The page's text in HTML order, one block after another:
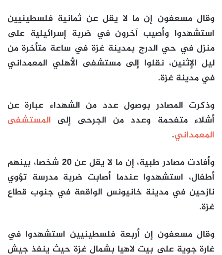
وقال مسعفون إن ما لا يقل عن ثمانية فلسطينيين
استشهدوا وأصيب آخرون في ضربة إسرائيلية على
منزل في حي الدرج بمدينة غزة في ساعة متأخرة من
ليل الإثنين، نقلوا إلى مستشفى الأهلي المعمداني
في مدينة غزة.
وذكرت المصادر بوصول عدد من الشهداء عبارة عن
أشلاء متفحمة وعدد من الجرحى إلى المستشفى
المعمداني.
وأفادت مصادر طبية، إن ما لا يقل عن 20 شخصا، بينهم
أطفال، استشهدوا عندما أصابت ضربة مدرسة تؤوي
نازحين في مدينة خانيونس الواقعة في جنوب قطاع
غزة.
وقال مسعفون إن أربعة فلسطينيين استشهدوا في
غارة جوية على بيت لاهيا بشمال غزة حيث ينفذ جيش